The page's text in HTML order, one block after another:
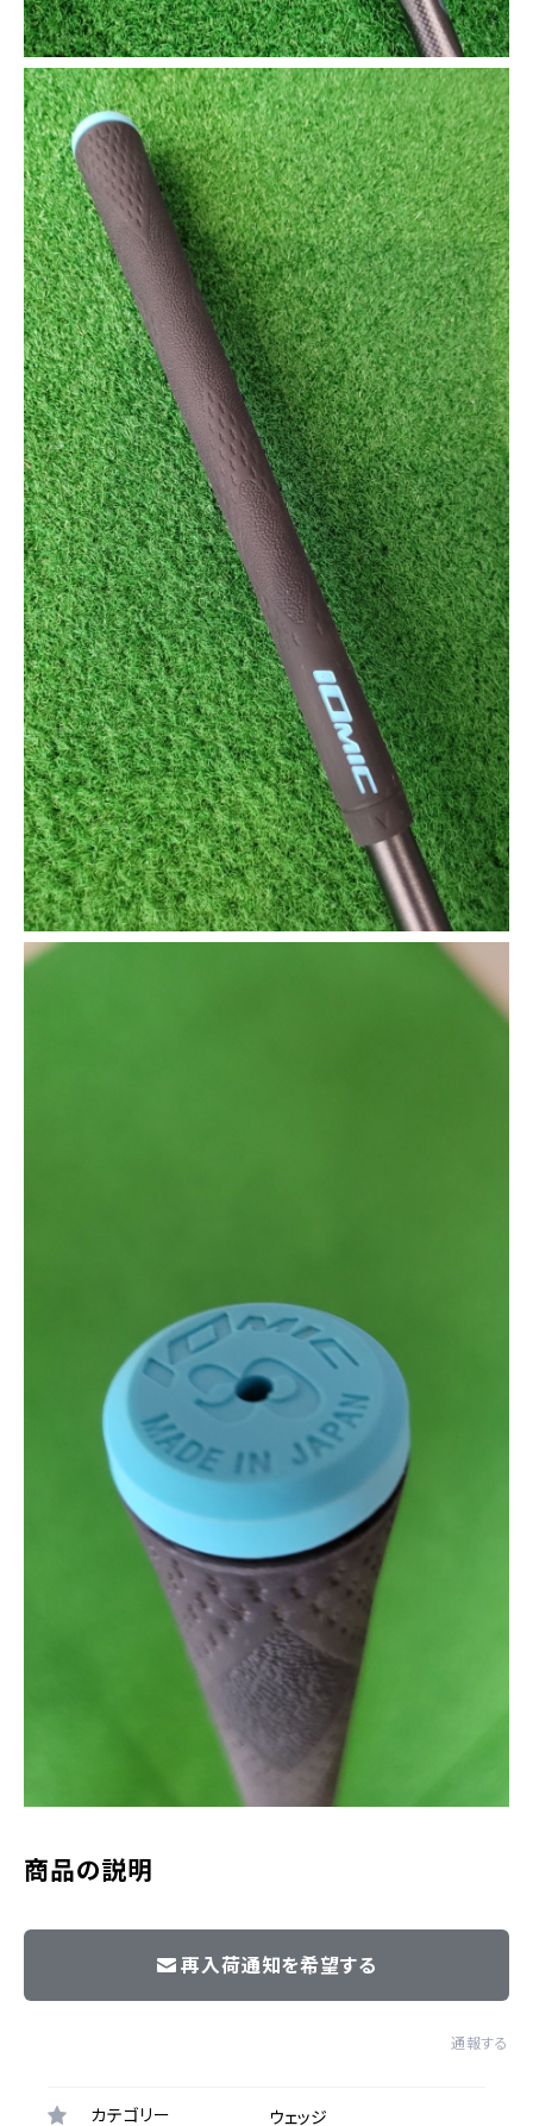
商品の説明
再入荷通知を希望する
通報する
カテゴリー ウェッジ